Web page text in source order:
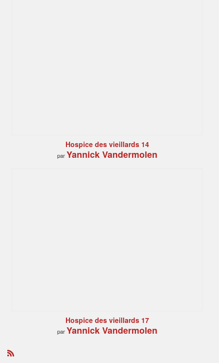
Hospice des vieillards 14
parYannick Vandermolen
Hospice des vieillards 17
parYannick Vandermolen